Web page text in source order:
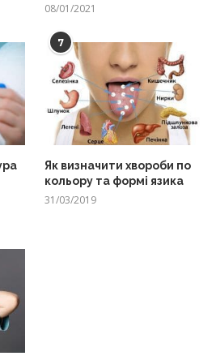
08/01/2021
7
Як визначити хвороби по
кольору та формі язика
31/03/2019